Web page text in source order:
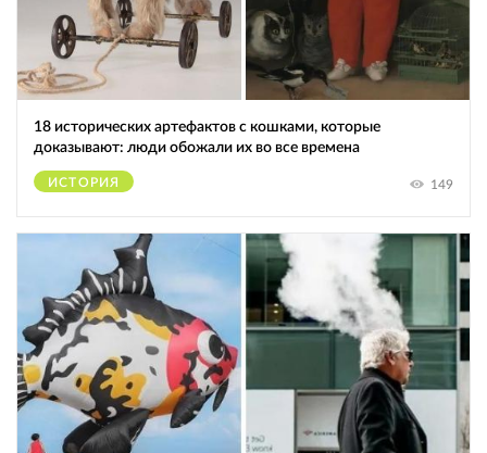
18 исторических артефактов с кошками, которые
доказывают: люди обожали их во все времена
ИСТОРИЯ 149